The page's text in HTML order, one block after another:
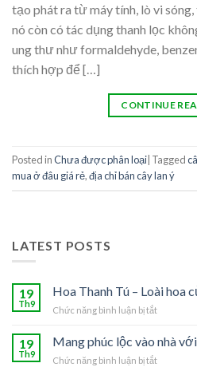
tạo phát ra từ máy tính, lò vi
nó còn có tác dụng thanh lọc
ung thư như formaldehyde,
thích hợp để […]
CONTINUE
Posted inChưa được phân loại Tagged
mua ở đâu giá rẻ,địa chỉ bán cây lan ý
LATEST POSTS
19
Th9
Hoa Thanh Tú – Loài hoa
Chức năng bình luận bị tắt
Thanh
19
Th9
Mang phúc lộc vào nhà
Chức năng bình luận bị tắt